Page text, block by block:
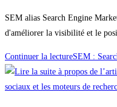
SEM alias Search Engine
d'améliorer la visibilité et le
Continuer la lectureSEM :